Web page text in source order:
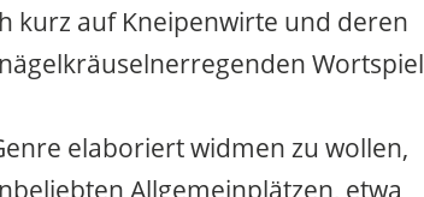
kurz auf Kneipenwirte und deren
Wortspiel
elaboriert widmen zu wollen,
Allgemeinplätzen, etwa